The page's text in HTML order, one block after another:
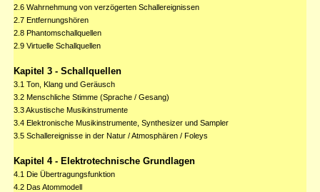
2.6 Wahrnehmung von verzögerten Schallereignissen
2.7 Entfernungshören
2.8 Phantomschallquellen
2.9 Virtuelle Schallquellen
Kapitel 3 - Schallquellen
3.1 Ton, Klang und Geräusch
3.2 Menschliche Stimme (Sprache / Gesang)
3.3 Akustische Musikinstrumente
3.4 Elektronische Musikinstrumente, Synthesizer und Sampler
3.5 Schallereignisse in der Natur / Atmosphären / Foleys
Kapitel 4 - Elektrotechnische Grundlagen
4.1 Die Übertragungsfunktion
4.2 Das Atommodell